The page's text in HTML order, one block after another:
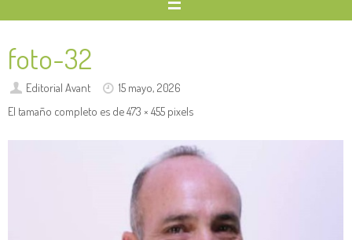
foto-32
Editorial Avant
15 mayo, 2026
El tamaño completo es de473 × 455 pixels